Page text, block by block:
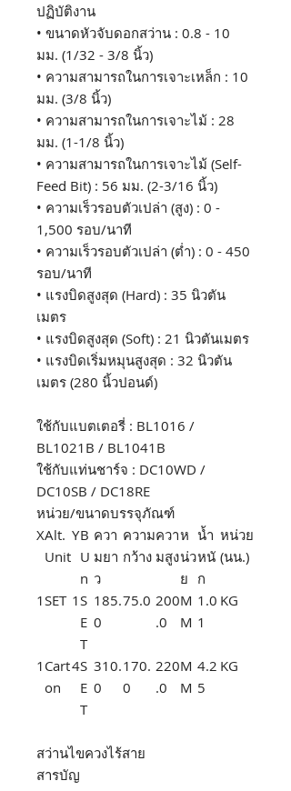
ปฏิบัติงาน
• ขนาดหัวจับดอกสว่าน : 0.8 - 10
มม. (1/32 - 3/8 นิ้ว)
• ความสามารถในการเจาะเหล็ก : 10
มม. (3/8 นิ้ว)
• ความสามารถในการเจาะไม้ : 28
มม. (1-1/8 นิ้ว)
• ความสามารถในการเจาะไม้ (Self-
Feed Bit) : 56 มม. (2-3/16 นิ้ว)
• ความเร็วรอบตัวเปล่า (สูง) : 0 -
1,500 รอบ/นาที
• ความเร็วรอบตัวเปล่า (ต่ำ) : 0 - 450
รอบ/นาที
• แรงบิดสูงสุด (Hard) : 35 นิวตัน
เมตร
• แรงบิดสูงสุด (Soft) : 21 นิวตันเมตร
• แรงบิดเริ่มหมุนสูงสุด : 32 นิวตัน
เมตร (280 นิ้วปอนด์)
ใช้กับแบตเตอรี่ : BL1016 /
BL1021B / BL1041B
ใช้กับแท่นชาร์จ : DC10WD /
DC10SB / DC18RE
หน่วย/ขนาดบรรจุภัณฑ์
XAlt.
Unit
YB
U
n
ควา
มยา
ว
ความ
กว้าง
ควา
มสูง
ห
น่ว
ย
น้ำ
หนั
ก
หน่วย
(นน.)
1SET 1S
E
T
185.
0
75.0 200
.0
M
M
1.0
1
KG
1 Cart
on
4S
E
T
310.
0
170.
0
220
.0
M
M
4.2
5
KG
สว่านไขควงไร้สาย
สารบัญ